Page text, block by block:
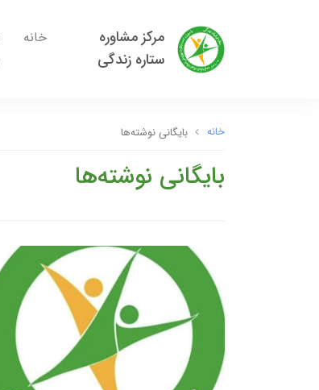
مرکز مشاوره
ستاره زندگی
خانه
خانه بایگانی نوشته‌ها
بایگانی نوشته‌ها